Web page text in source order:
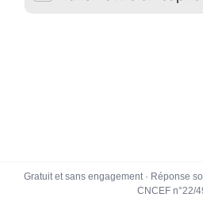
Gratuit et sans engagement · Réponse
CNCEF n°22/